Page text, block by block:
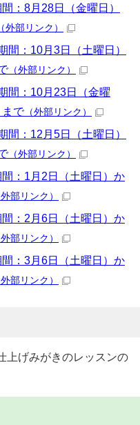
：8月28日（金曜日）
外部リンク）
：10月3日（土曜日）
（外部リンク）
間：10月23日（金曜
まで（外部リンク）
：12月5日（土曜日）
（外部リンク）
：1月2日（土曜日）か
部リンク）
：2月6日（土曜日）か
部リンク）
：3月6日（土曜日）か
部リンク）
上げみがきのレッスンの